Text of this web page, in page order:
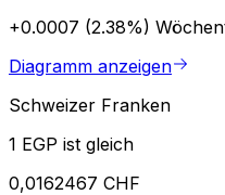
+0.0007 (2.38%)
Diagramm anzeigen
Schweizer Franken
1 EGP ist gleich
0,0162467 CHF